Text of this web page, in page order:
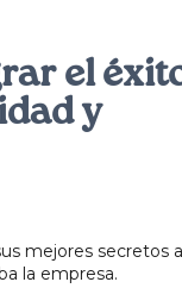
el
y
mejores secretos
la empresa.